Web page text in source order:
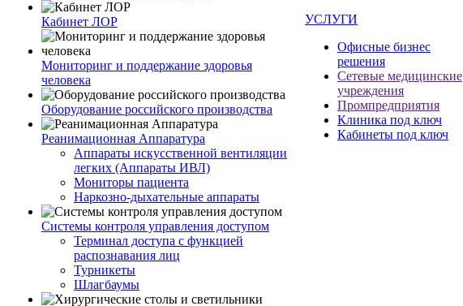
Кабинет ЛОР
Мониторинг и поддержание здоровья
человека
Оборудование российского производства
Реанимационная Аппаратура
Аппараты искусственной вентиляции
легких (Аппараты ИВЛ)
Мониторы пациента
Наркозно-дыхательные аппараты
Системы контроля управления доступом
Терминал доступа с функцией
распознавания лиц
Турникеты
Шлагбаумы
УСЛУГИ
Офисные бизнес
решения
Сетевые медицинские
учреждения
Промпредприятия
Клиника под ключ
Кабинеты под ключ